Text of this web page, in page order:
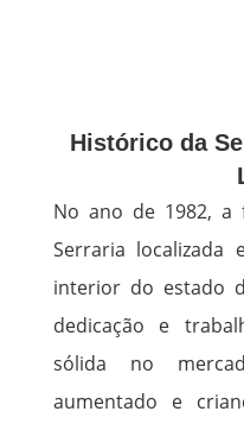
Histórico da
No ano de 1982, a
Serraria localizada
interior do estado
dedicação e
sólida no
aumentado e